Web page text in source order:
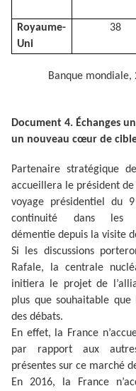
Royaume-
Uni
38
Banque mondiale,
Document 4. Échanges
un nouveau cœur de
Partenaire stratégique
accueillera le président
voyage présidentiel du
continuité dans les
démentie depuis la visite
Si les discussions
Rafale, la centrale
initiera le projet de
plus que souhaitable
des débats.
En effet, la France
par rapport aux
présentes sur ce marché
En 2016, la France